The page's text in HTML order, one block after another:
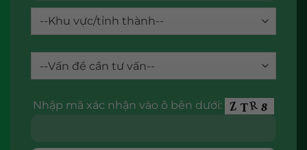
Nhập mã xác nhận vào ô bên dưới: